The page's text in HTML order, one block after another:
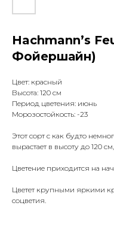
Hachmann’s
Фойершайн)
Цвет: красный
Высота: 120 см
Период цветения: июнь
Морозостойкость: -23
Этот сорт с как будто
вырастает в высоту до 120
Цветение приходится на
Цветет крупными яркими
соцветия.